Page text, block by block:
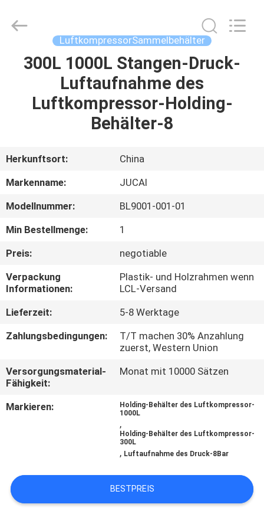
HAUS
PRODUKTE
UNS
AUSFLUG
QUALITÄTSKONTROLLE
TRETEN
SIE
MIT
IN
VERBINDUNG
SIE
EIN
Management
Services
Reserved.
LuftkompressorSammelbehälter
300L 1000L Stangen-Druck-
Luftaufnahme des
Luftkompressor-Holding-
Behälter-8
Herkunftsort:
China
Markenname:
JUCAI
Modellnummer:
BL9001-001-01
Min Bestellmenge:
1
Preis:
negotiable
Verpackung
Informationen:
Plastik- und Holzrahmen wenn
LCL-Versand
Lieferzeit:
5-8 Werktage
Zahlungsbedingungen:
T/T machen 30% Anzahlung
zuerst, Western Union
Versorgungsmaterial-
Fähigkeit:
Monat mit 10000 Sätzen
Markieren:
Holding-Behälter des Luftkompressor-
1000L
,
Holding-Behälter des Luftkompressor-
300L
, Luftaufnahme des Druck-8Bar
BESTPREIS